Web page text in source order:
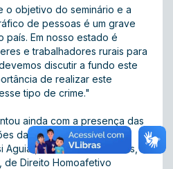
o objetivo do seminário e a
de pessoas é um grave
país. Em nosso estado é
e trabalhadores rurais para
discutir a fundo este
de realizar este
tipo de crime."
ainda com a presença das
da Mulher Advogada da
Aguiar, de Direitos Humanos,
de Direito Homoafetivo